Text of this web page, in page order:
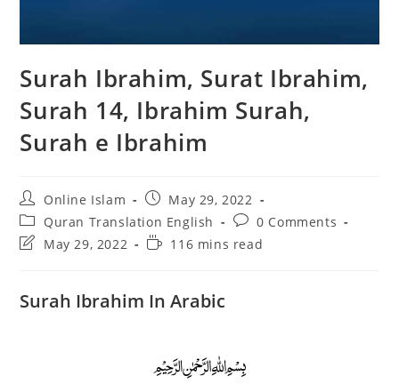
Surah Ibrahim, Surat Ibrahim,
Surah 14, Ibrahim Surah,
Surah e Ibrahim
Post
author:
Online Islam
Post
published:
May 29, 2022
Post
category:
Quran Translation English
Post
comments:
0 Comments
PostMay 29, 2022
Reading
116 mins read
Surah Ibrahim In Arabic
﷽